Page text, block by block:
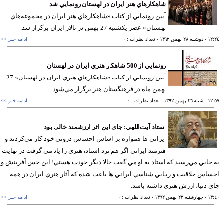
شاهكارهاي هنر ايران در لهستان رونمايي شد
آيين رونمايي از كتاب «شاهكارهاي هنر ايران در مجموعه‌هاي
لهستان» عصر يكشنبه 27 بهمن در تالار ايران برگزار شد.
- دوشنبه ٢٨ بهمن ١٣٩٢ - تعداد نظرات : ٠ ادامه خبر >>
رونمايي از 500 شاهكار‌ هنري ايران در لهستان
آيين رونمايي از كتاب «شاهكارهاي هنري ايران در لهستان» 27
بهمن ماه در فرهنگستان هنر برگزار مي‌شود.
- شنبه ٢٦ بهمن ١٣٩٢ - تعداد نظرات : ٠ ادامه خبر >>
استاد آيت‌اللهي: جای این اثر ارزشمند خالی بود
ايراني ها همواره بر اساس احساس دروني خود كار مي‌كردند و
هنرمند ايراني اگر هم نزد استاد، هنري را ياد مي گرفت در نهايت
جايي مي‌رسيد كه استاد به او مي گفت حالا ديگر خودت هستي! اين حس آفرينش و
خلاقيت و زيبايي شناسي ايراني ها باعث شده كه آثار هنري ايران در همه
دنيا، ارزش هنري داشته باشد.
- چهارشنبه ٢٣ بهمن ١٣٩٢ - تعداد نظرات : ٠ ادامه خبر >>